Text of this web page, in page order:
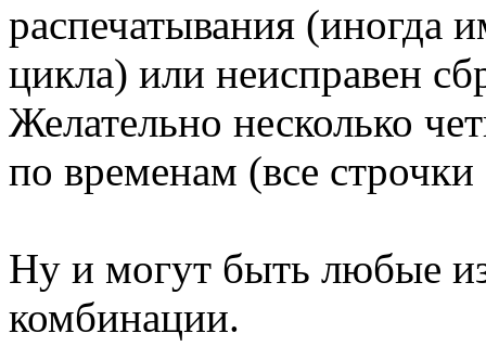
распечатывания (иногда
цикла) или неисправен
Желательно несколько
по временам (все
Ну и могут быть любые
комбинации.